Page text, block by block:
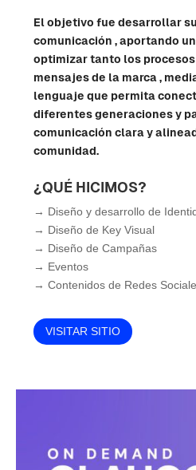
El objetivo fue desarrollar
comunicación , aportando
optimizar tanto los
mensajes de la marca ,
lenguaje que permita
diferentes generaciones y
comunicación clara y
comunidad.
¿QUÉ HICIMOS?
→ Diseño y desarrollo de
→ Diseño de Key Visual
→ Diseño de Campañas
→ Eventos
→ Contenidos de Redes
VISITAR SITIO